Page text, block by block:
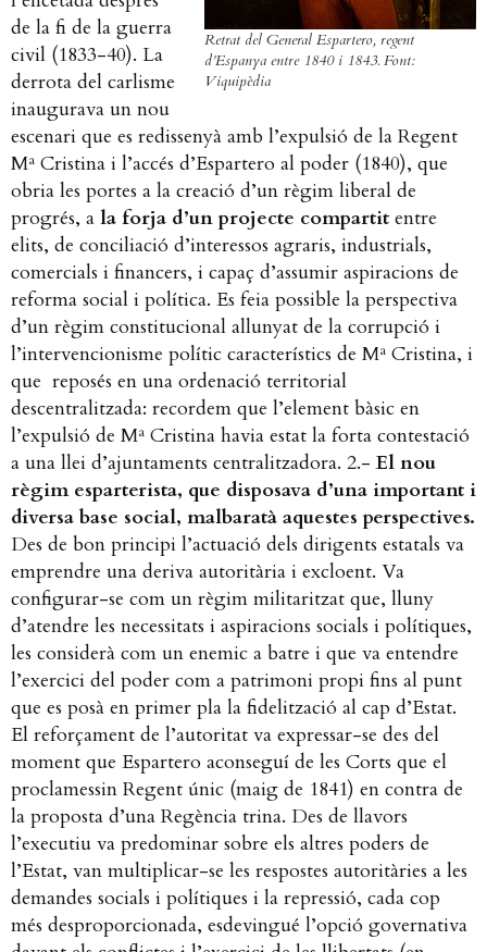
Retrat del General Espartero, regent
d’Espanya entre 1840 i 1843. Font:
Viquipèdia
de la fi de la guerra
civil (1833-40). La
derrota del carlisme
inaugurava un nou
escenari que es redissenyà amb l’expulsió de la Regent
Mª Cristina i l’accés d’Espartero al poder (1840), que
obria les portes a la creació d’un règim liberal de
progrés, a la forja d’un projecte compartit entre
elits, de conciliació d’interessos agraris, industrials,
comercials i financers, i capaç d’assumir aspiracions de
reforma social i política. Es feia possible la perspectiva
d’un règim constitucional allunyat de la corrupció i
l’intervencionisme polític característics de Mª Cristina, i
que reposés en una ordenació territorial
descentralitzada: recordem que l’element bàsic en
l’expulsió de Mª Cristina havia estat la forta contestació
a una llei d’ajuntaments centralitzadora. 2.-El nou
règim esparterista, que disposava d’una important i
diversa base social, malbaratà aquestes perspectives.
Des de bon principi l’actuació dels dirigents estatals va
emprendre una deriva autoritària i excloent. Va
configurar-se com un règim militaritzat que, lluny
d’atendre les necessitats i aspiracions socials i polítiques,
les considerà com un enemic a batre i que va entendre
l’exercici del poder com a patrimoni propi fins al punt
que es posà en primer pla la fidelització al cap d’Estat.
El reforçament de l’autoritat va expressar-se des del
moment que Espartero aconseguí de les Corts que el
proclamessin Regent únic (maig de 1841) en contra de
la proposta d’una Regència trina. Des de llavors
l’executiu va predominar sobre els altres poders de
l’Estat, van multiplicar-se les respostes autoritàries a les
demandes socials i polítiques i la repressió, cada cop
més desproporcionada, esdevingué l’opció governativa